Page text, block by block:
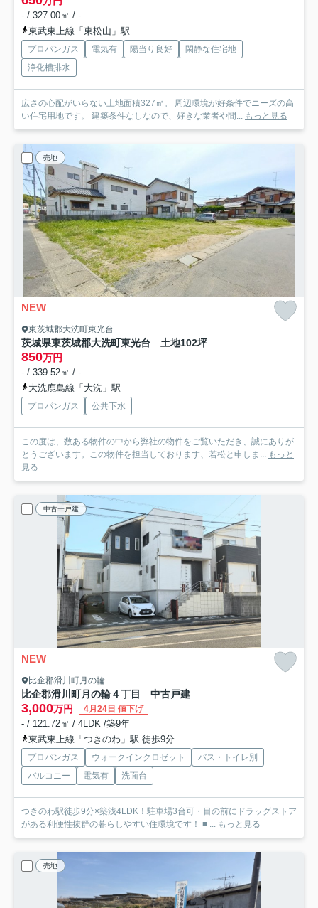
- / 327.00㎡ / -
東武東上線「東松山」駅
プロパンガス 電気有 陽当り良好
閑静な住宅地
浄化槽排水
広さの心配がいらない土地面積327㎡。 周辺環境が好条件でニーズの高
い住宅用地です。 建築条件なしなので、好きな業者や間... もっと見る
売地
NEW
東茨城郡大洗町東光台
茨城県東茨城郡大洗町東光台 土地102坪
850万円
- / 339.52㎡ / -
大洗鹿島線「大洗」駅
プロパンガス 公共下水
この度は、数ある物件の中から弊社の物件をご覧いただき、誠にありが
とうございます。この物件を担当しております、若松と申しま... もっと
見る
中古一戸建
NEW
比企郡滑川町月の輪
比企郡滑川町月の輪４丁目 中古戸建
3,000万円 4月24日 値下げ
- / 121.72㎡ / 4LDK /築9年
東武東上線「つきのわ」駅 徒歩9分
プロパンガス ウォークインクロゼット
バス・トイレ別
バルコニー
電気有 洗面台
つきのわ駅徒歩9分×築浅4LDK！駐車場3台可・目の前にドラッグストア
がある利便性抜群の暮らしやすい住環境です！ ■ ... もっと見る
売地